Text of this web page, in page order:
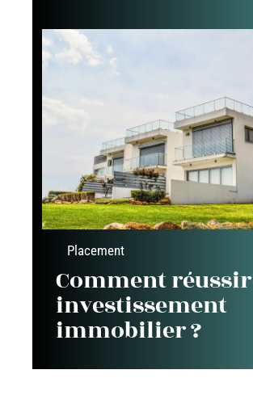
Placement
Comment
investissement
immobilier ?